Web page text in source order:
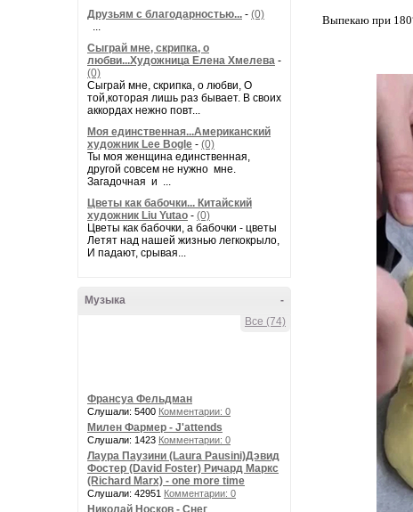
Друзьям с благодарностью... - (0)
...
Сыграй мне, скрипка, о
любви...Художница Елена Хмелева -
(0)
Сыграй мне, скрипка, о любви, О
той,которая лишь раз бывает. В своих
аккордах нежно повт...
Моя единственная...Американский
художник Lee Bogle - (0)
Ты моя женщина единственная,
другой совсем не нужно мне.
Загадочная и ...
Цветы как бабочки... Китайский
художник Liu Yutao - (0)
Цветы как бабочки, а бабочки - цветы
Летят над нашей жизнью легкокрыло,
И падают, срывая...
-
Музыка
Все (74)
Франсуа Фельдман
Слушали: 5400 Комментарии: 0
Милен Фармер - J'attends
Слушали: 1423 Комментарии: 0
Лаура Паузини (Laura Pausini)Дэвид
Фостер (David Foster) Ричард Маркс
(Richard Marx) - one more time
Слушали: 42951 Комментарии: 0
Николай Носков - Снег
Выпекаю при